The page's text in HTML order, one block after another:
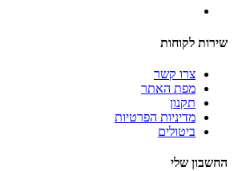
שירות לקוחות
צרו קשר
מפת האתר
תקנון
מדיניות הפרטיות
ביטולים
החשבון שלי